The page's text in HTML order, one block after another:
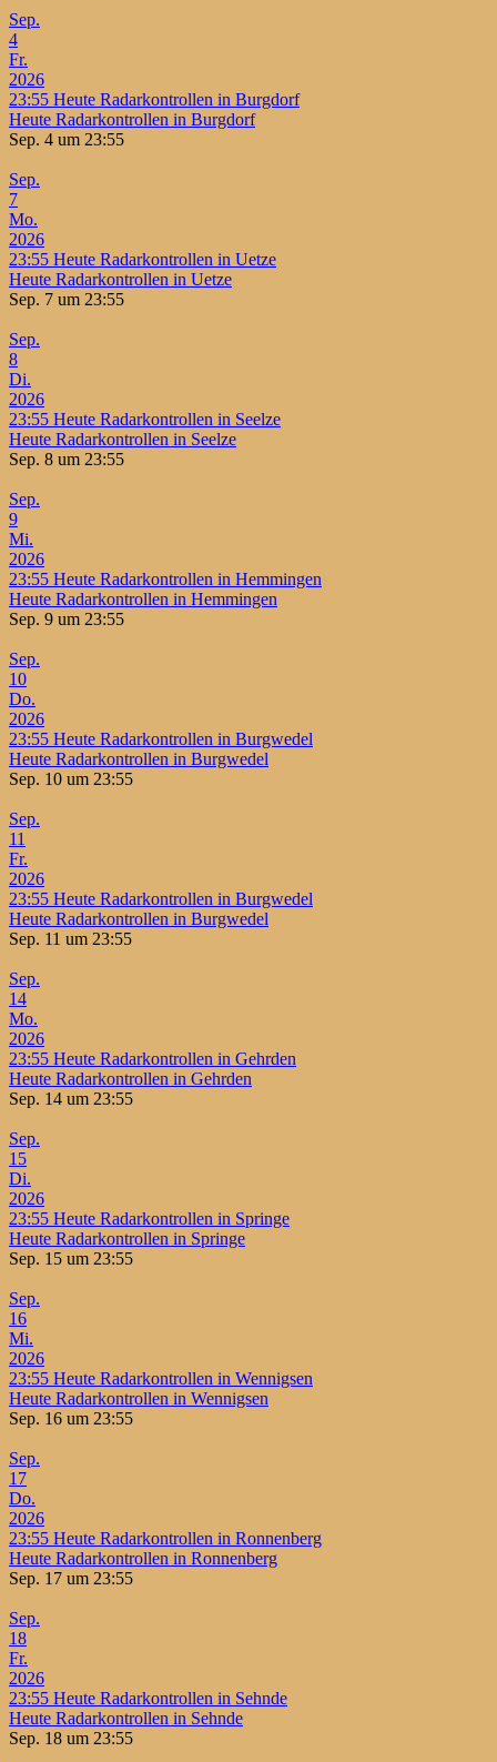
Sep.
4
Fr.
2026
23:55 Heute Radarkontrollen in Burgdorf
Heute Radarkontrollen in Burgdorf
Sep. 4 um 23:55
Sep.
7
Mo.
2026
23:55 Heute Radarkontrollen in Uetze
Heute Radarkontrollen in Uetze
Sep. 7 um 23:55
Sep.
8
Di.
2026
23:55 Heute Radarkontrollen in Seelze
Heute Radarkontrollen in Seelze
Sep. 8 um 23:55
Sep.
9
Mi.
2026
23:55 Heute Radarkontrollen in Hemmingen
Heute Radarkontrollen in Hemmingen
Sep. 9 um 23:55
Sep.
10
Do.
2026
23:55 Heute Radarkontrollen in Burgwedel
Heute Radarkontrollen in Burgwedel
Sep. 10 um 23:55
Sep.
11
Fr.
2026
23:55 Heute Radarkontrollen in Burgwedel
Heute Radarkontrollen in Burgwedel
Sep. 11 um 23:55
Sep.
14
Mo.
2026
23:55 Heute Radarkontrollen in Gehrden
Heute Radarkontrollen in Gehrden
Sep. 14 um 23:55
Sep.
15
Di.
2026
23:55 Heute Radarkontrollen in Springe
Heute Radarkontrollen in Springe
Sep. 15 um 23:55
Sep.
16
Mi.
2026
23:55 Heute Radarkontrollen in Wennigsen
Heute Radarkontrollen in Wennigsen
Sep. 16 um 23:55
Sep.
17
Do.
2026
23:55 Heute Radarkontrollen in Ronnenberg
Heute Radarkontrollen in Ronnenberg
Sep. 17 um 23:55
Sep.
18
Fr.
2026
23:55 Heute Radarkontrollen in Sehnde
Heute Radarkontrollen in Sehnde
Sep. 18 um 23:55